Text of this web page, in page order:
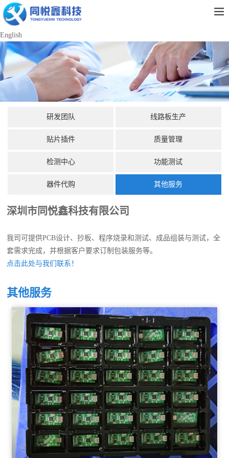
English
研发团队 线路板生产
贴片插件 质量管理
检测中心 功能测试
器件代购 其他服务
深圳市同悦鑫科技有限公司
我司可提供PCB设计、抄板、程序烧录和测试、成品组装与测试，全
套需求完成，并根据客户要求订制包装服务等。
点击此处与我们联系！
其他服务